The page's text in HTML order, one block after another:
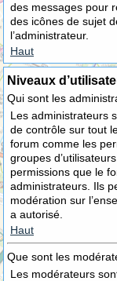
des messages pour
des icônes de sujet
l’administrateur.
Haut
Niveaux
Qui sont les
Les administrateurs
de contrôle sur tout
forum comme les
groupes
permissions que le
administrateurs. Ils
modération sur
a autorisé.
Haut
Que sont les
Les modérateurs